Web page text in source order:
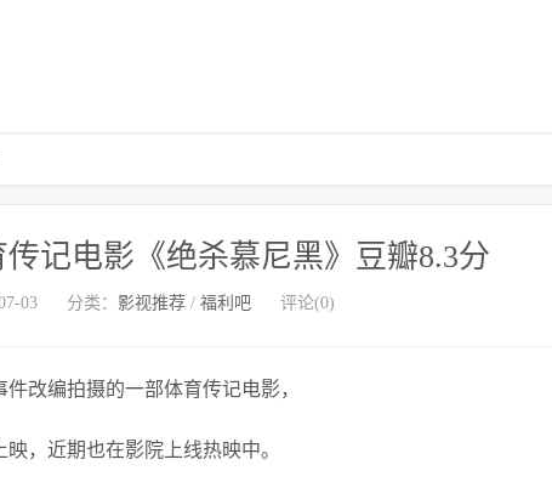
记电影《绝杀慕尼黑》豆瓣8.3分
03 分类： 影视推荐/ 福利吧 评论(0)
改编拍摄的一部体育传记电影，
，近期也在影院上线热映中。